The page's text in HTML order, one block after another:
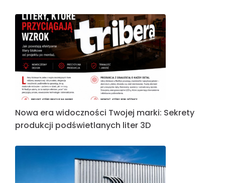
Nowa era widoczności Twojej marki: Sekrety
produkcji podświetlanych liter 3D